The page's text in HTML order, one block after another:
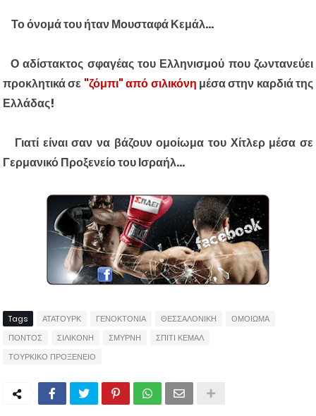
Το όνομά του ήταν Μουσταφά Κεμάλ...
Ο αδίστακτος σφαγέας του Ελληνισμού που ζωντανεύει
προκλητικά σε "ζόμπι" από σιλικόνη μέσα στην καρδιά της
Ελλάδας!
Γιατί είναι σαν να βάζουν ομοίωμα του Χίτλερ μέσα σε
Γερμανικό Προξενείο του Ισραήλ...
Tags ΑΤΑΤΟΥΡΚ ΓΕΝΟΚΤΟΝΙΑ ΘΕΣΣΑΛΟΝΙΚΗ
ΟΜΟΙΩΜΑ
ΠΟΝΤΟΣ
ΣΙΛΙΚΟΝΗ ΣΜΥΡΝΗ
ΣΠΙΤΙ ΚΕΜΑΛ
ΤΟΥΡΚΙΚΟ ΠΡΟΞΕΝΕΙΟ